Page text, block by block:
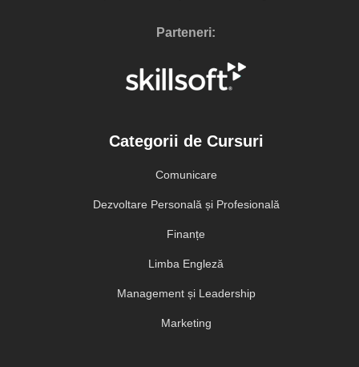
Parteneri:
Categorii de Cursuri
Comunicare
Dezvoltare Personală și Profesională
Finanțe
Limba Engleză
Management și Leadership
Marketing